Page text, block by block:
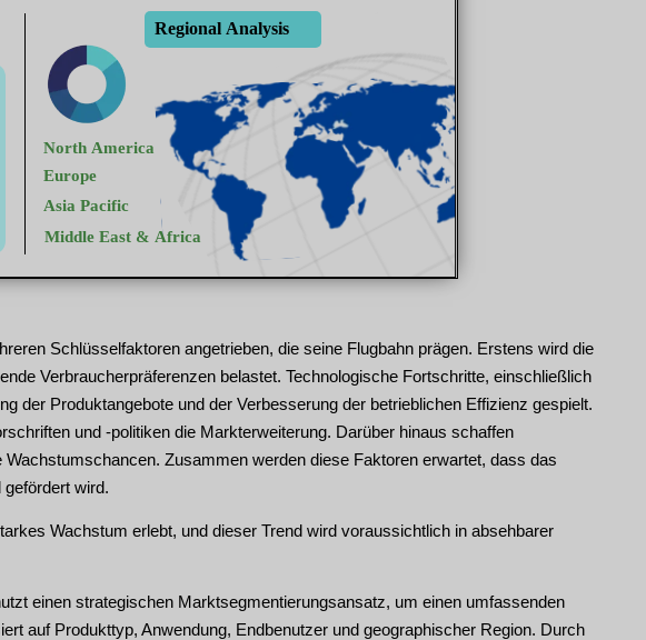
Schlüsselfaktoren angetrieben, die seine Flugbahn prägen. Erstens wird die
Verbraucherpräferenzen belastet. Technologische Fortschritte, einschließlich
der Produktangebote und der Verbesserung der betrieblichen Effizienz gespielt.
und -politiken die Markterweiterung. Darüber hinaus schaffen
Zusammen werden diese Faktoren erwartet, dass das
wird.
Wachstum erlebt, und dieser Trend wird voraussichtlich in absehbarer
einen strategischen Marktsegmentierungsansatz, um einen umfassenden
auf Produkttyp, Anwendung, Endbenutzer und geographischer Region. Durch